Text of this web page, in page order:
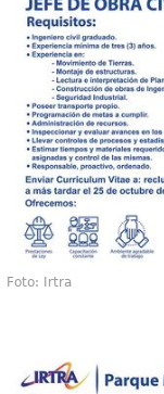
Foto: Irtra